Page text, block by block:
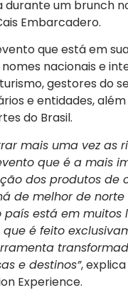
um brunch
Embarcadero.
que está em
nacionais e
gestores do
e entidades,
do Brasil.
mais uma vez as
que é a mais
dos produtos de
de melhor de norte
país está em muitos
é feito
e destinos”,
Experience.